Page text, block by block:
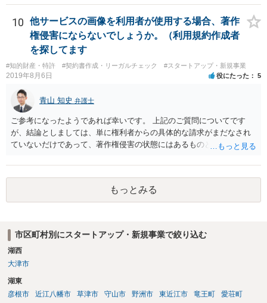
10
他サービスの画像を利用者が使用する場合、著作
権侵害にならないでしょうか。（利用規約作成者
を探してます
#知的財産・特許 #契約書作成・リーガルチェック #スタートアップ・新規事業
2019年8月6日 役にたった 5
青山 知史 弁護士
ご参考になったようであれば幸いです。 上記のご質問についてです
が、結論としましては、単に権利者からの具体的な請求がまだなされ
ていないだけであって、著作権侵害の状態にはあるものと思慮いたし
ンテンツの投稿については、適法か否かも含め、投稿者で自己責任で
行うものとし、サイトとしては責任を持たない旨の規定がなされてい
ることがあります。 利用者も多いため、サイトとして投稿画像等のチ
ェックは行えないことから、自己責任で判断して行動するように求め
おいて事前チェックがなされるわけではないため、著作権侵害となる
ような画像もそのまま投稿されてしまい、結果として、権利者から削
除や損害賠償等の請求がなされるまで、事実上、その投稿状態が残っ
たままになっているものと思われます。 こうした無断転載の件数は多
く、また、本人の特定にも時間や費用がかかることから、全ての無断
転載に対しては、権利者が対応できていないという実情があるものと
思われます。 もっとも、著作権者として承諾をしているのでない限
もっとみる
市区町村別にスタートアップ・新規事業で絞り込む
湖西
大津市
湖東
彦根市
近江八幡市 草津市 守山市 野洲市 東近江市 竜王町
愛荘町